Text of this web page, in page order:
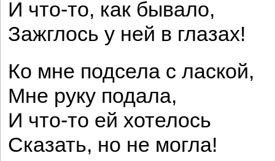
И что-то, как бывало,
Зажглось у ней в глазах!
Ко мне подсела с лаской,
Мне руку подала,
И что-то ей хотелось
Сказать, но не могла!